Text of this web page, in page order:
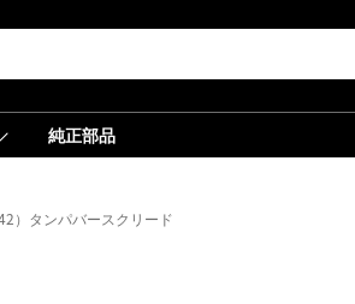
純正部品
）タンパバースクリード